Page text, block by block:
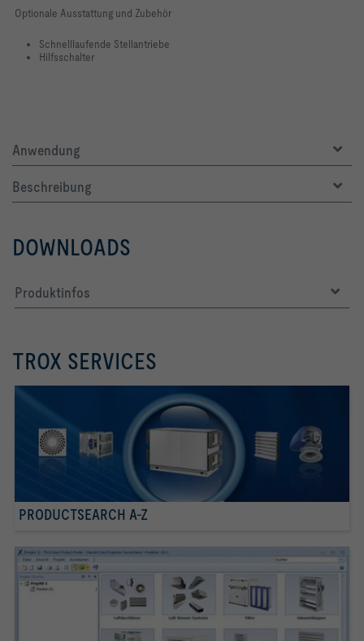
Optionale Ausstattung und Zubehör
Schnelllaufende Stellantriebe
Hilfsschalter
Anwendung
Beschreibung
DOWNLOADS
Produktinfos
TROX SERVICES
PRODUCTSEARCH A-Z